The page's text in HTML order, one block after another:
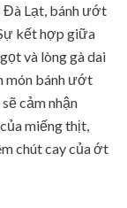
Đà Lạt, bánh ướt
kết hợp giữa
và lòng gà dai
món bánh ướt
cảm nhận
miếng thịt,
chút cay của ớt